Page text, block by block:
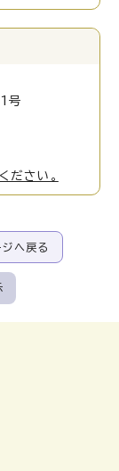
号
ださい。
ジへ戻る